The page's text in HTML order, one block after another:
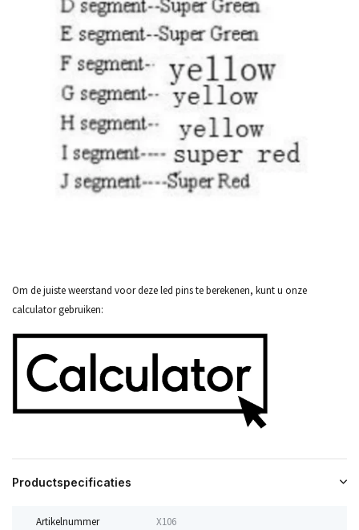
Om de juiste weerstand voor deze led pins te berekenen, kunt u onze
calculator gebruiken:
Productspecificaties
Artikelnummer X106